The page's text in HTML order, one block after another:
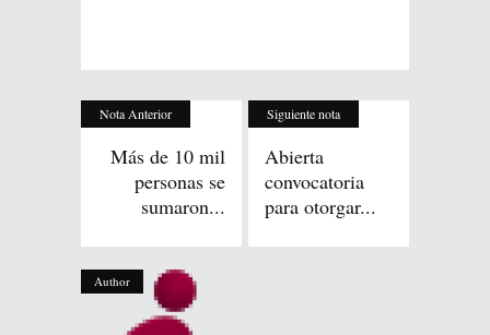
Nota Anterior
Más de 10 mil
personas se
sumaron...
Siguiente nota
Abierta
convocatoria
para otorgar...
Author